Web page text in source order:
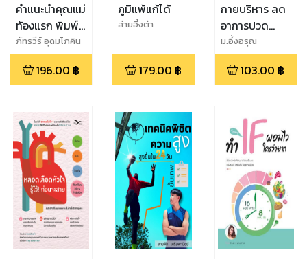
คำแนะนำคุณแม่
ท้องแรก พิมพ์
ครั้งที่ 3
ภัทรวีร์ อุดมโภคิน
196.00 ฿
ภูมิแพ้แก้ได้
ล่ายอิ๋งต๋า
179.00 ฿
กายบริหาร ลด
อาการปวด
เมื่อย
ม.อึ้งอรุณ
103.00 ฿